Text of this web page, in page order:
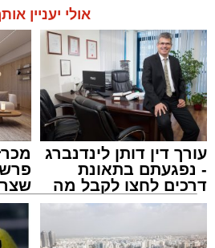
אולי יעניין
עורך דין דותן לינדנברג
- נפגעתם בתאונת
דרכים לחצו לקבל מה
שמגיע לכם